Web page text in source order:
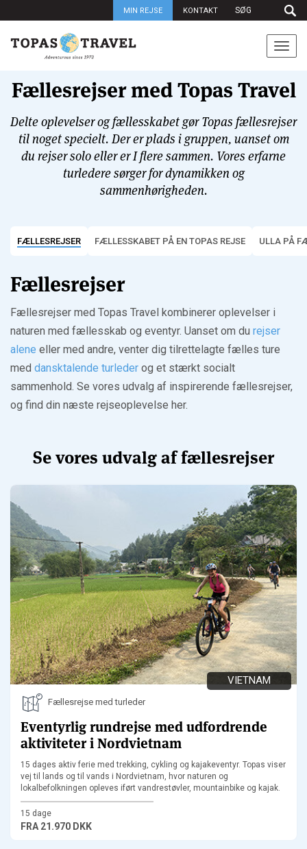
MIN REJSE KONTAKT
Fællesrejser med Topas Travel
Delte oplevelser og fællesskabet gør Topas fællesrejser
til noget specielt. Der er plads i gruppen, uanset om
du rejser solo eller er I flere sammen. Vores erfarne
turledere sørger for dynamikken og
sammenhørigheden.
FÆLLESREJSER FÆLLESSKABET PÅ EN TOPAS REJSE ULLA PÅ
Fællesrejser
Fællesrejser med Topas Travel kombinerer oplevelser i
naturen med fællesskab og eventyr. Uanset om du rejser
alene eller med andre, venter dig tilrettelagte fælles ture
med dansktalende turleder og et stærkt socialt
sammenhold. Se vores udvalg af inspirerende fællesrejser,
og find din næste rejseoplevelse her.
Se vores udvalg af fællesrejser
VIETNAM
Fællesrejse med turleder
Eventyrlig rundrejse med udfordrende
aktiviteter i Nordvietnam
15 dages aktiv ferie med trekking, cykling og kajakeventyr. Topas viser
vej til lands og til vands i Nordvietnam, hvor naturen og
lokalbefolkningen opleves iført vandrestøvler, mountainbike og kajak.
15 dage
FRA 21.970 DKK